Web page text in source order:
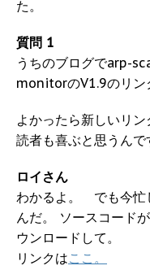
た。
質問 1
うちのブログでarp-
monitorのV1.9のリン
よかったら新しいリ
読者も喜ぶと思うんで
ロイさん
わかるよ。 でも今忙
んだ。 ソースコード
ウンロードして。
リンクはここ。